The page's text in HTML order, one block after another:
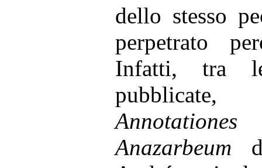
dello stesso
perpetrato
Infatti, tra
Anazarbeum